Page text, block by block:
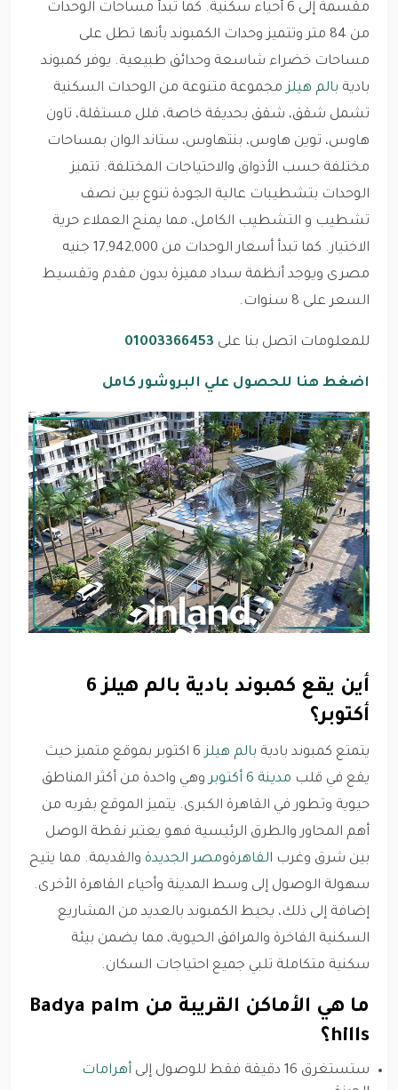
مقسمة إلى 6 أحياء سكنية. كما تبدأ مساحات الوحدات
من 84 متر وتتميز وحدات الكمبوند بأنها تطل على
مساحات خضراء شاسعة وحدائق طبيعية. يوفر كمبوند
بادية بالم هيلزمجموعة متنوعة من الوحدات السكنية
تشمل شقق، شقق بحديقة خاصة، فلل مستقلة، تاون
هاوس، توين هاوس، بنتهاوس، ستاند الوان بمساحات
مختلفة حسب الأذواق والاحتياجات المختلفة. تتميز
الوحدات بتشطيبات عالية الجودة تنوع بين نصف
تشطيب و التشطيب الكامل، مما يمنح العملاء حرية
الاختيار. كما تبدأ أسعار الوحدات من 17,942,000 جنيه
مصرى ويوجد أنظمة سداد مميزة بدون مقدم وتقسيط
السعر على 8 سنوات.
للمعلومات اتصل بنا على 01003366453
اضغط هنا للحصول علي البروشور كامل
أين يقع كمبوند بادية بالم هيلز 6
أكتوبر؟
يتمتع كمبوند بادية بالم هيلز
6 اكتوبر بموقع متميز حيث
يقع في قلب مدينة 6 أكتوبر
وهي واحدة من أكثر المناطق
حيوية وتطور في القاهرة الكبرى. يتميز الموقع بقربه من
أهم المحاور والطرق الرئيسية فهو يعتبر نقطة الوصل
بين شرق وغرب القاهرةومصر الجديدة والقديمة. مما يتيح
سهولة الوصول إلى وسط المدينة وأحياء القاهرة الأخرى.
إضافة إلى ذلك، يحيط الكمبوند بالعديد من المشاريع
السكنية الفاخرة والمرافق الحيوية، مما يضمن بيئة
سكنية متكاملة تلبي جميع احتياجات السكان.
ما هي الأماكن القريبة من Badya palm
hills؟
ستستغرق 16 دقيقة فقط للوصول إلى
أهرامات